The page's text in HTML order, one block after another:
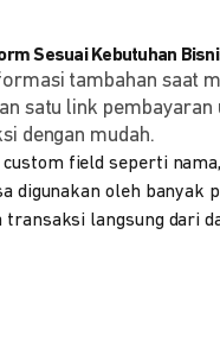
Sesuai Kebutuhan
tambahan saat
satu link
dengan mudah.
field seperti
digunakan oleh banyak
transaksi langsung dari